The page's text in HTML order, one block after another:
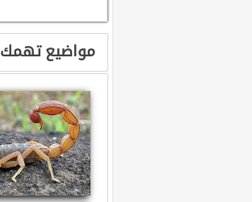
مواضيع تهمك